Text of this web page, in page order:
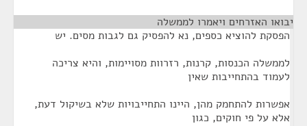
יבואו האזרחים ויאמרו לממשלה
הפסקת להוציא כספים, נא להפסיק גם לגבות מסים. יש
לממשלה הכנסות, קרנות, רזרוות מסויימות, והיא צריכה
לעמוד בהתחייבות שאין
אפשרות להתחמק מהן, היינו התחייבויות שלא בשיקול דעת,
אלא על פי חוקים, כגון